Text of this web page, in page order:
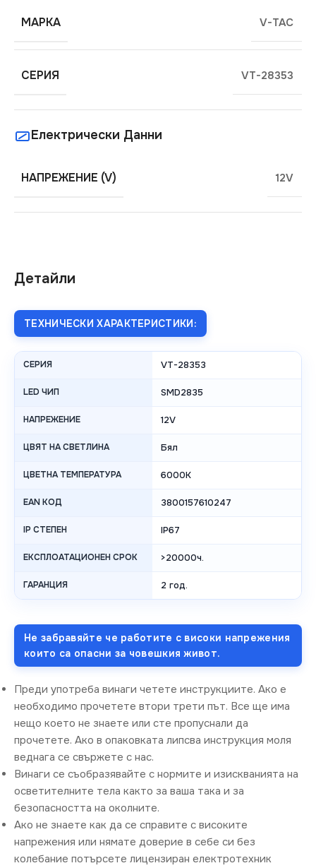
Детайли
ТЕХНИЧЕСКИ ХАРАКТЕРИСТИКИ:
СЕРИЯ VT-28353
LED ЧИП SMD2835
НАПРЕЖЕНИЕ 12V
ЦВЯТ НА СВЕТЛИНА Бял
ЦВЕТНА ТЕМПЕРАТУРА 6000K
EAN КОД 3800157610247
IP СТЕПЕН IP67
ЕКСПЛОАТАЦИОНЕН СРОК >20000ч.
ГАРАНЦИЯ 2 год.
Не забравяйте че работите с високи напрежения
които са опасни за човешкия живот.
Преди употреба винаги четете инструкциите. Ако е
необходимо прочетете втори трети път. Все ще има
нещо което не знаете или сте пропуснали да
прочетете. Ако в опаковката липсва инструкция моля
веднага се свържете с нас.
Винаги се съобразявайте с нормите и изискванията на
осветителните тела както за ваша така и за
безопасността на околните.
Ако не знаете как да се справите с високите
напрежения или нямате доверие в себе си без
колебание потърсете лицензиран електротехник
МАРКА V-TAC
СЕРИЯ VT-28353
Електрически Данни
НАПРЕЖЕНИЕ (V) 12V